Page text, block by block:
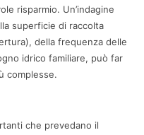
risparmio. Un’indagine
superficie di raccolta
della frequenza delle
idrico familiare, può far
complesse.
che prevedano il